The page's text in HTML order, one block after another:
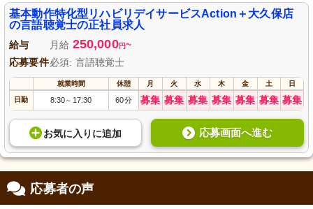
基本動作特化型リハビリデイサービスAction＋大久保店
の言語聴覚士の正社員求人
給与 月給 250,000円~
応募要件必須: 言語聴覚士
就業時間 休憩 月 火 水 木 金 土 日
日勤 8:30～ 17:30 60分 募集 募集 募集 募集 募集 募集 募集
お気に入り に追加 応募画面へ進む
応募者の声